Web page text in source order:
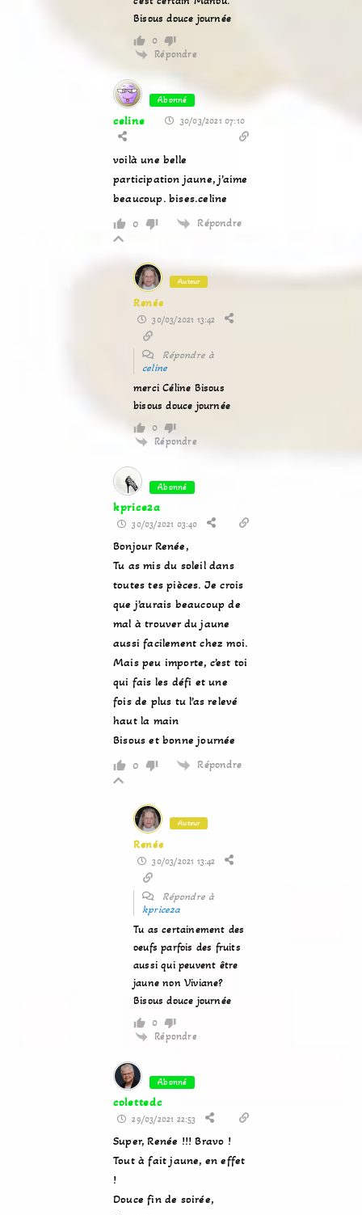
Bisous douce journée
0
Répondre
Abonné
celine 30/03/2021 07:10
voilà une belle
participation jaune, j’aime
beaucoup. bises.celine
0 Répondre
Auteur
Renée
30/03/2021 13:42
Répondre à
celine
merci Céline Bisous
bisous douce journée
0
Répondre
Abonné
kprice2a
30/03/2021 03:40
Bonjour Renée,
Tu as mis du soleil dans
toutes tes pièces. Je crois
que j’aurais beaucoup de
mal à trouver du jaune
aussi facilement chez moi.
Mais peu importe, c’est toi
qui fais les défi et une
fois de plus tu l’as relevé
haut la main
Bisous et bonne journée
0 Répondre
Auteur
Renée
30/03/2021 13:42
Répondre à
kprice2a
Tu as certainement des
oeufs parfois des fruits
aussi qui peuvent être
jaune non Viviane?
Bisous douce journée
0
Répondre
Abonné
colettedc
29/03/2021 22:53
Super, Renée !!! Bravo !
Tout à fait jaune, en effet
!
Douce fin de soirée,